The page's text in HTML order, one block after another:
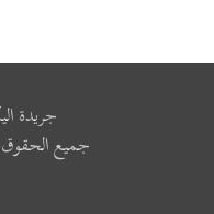
جريدة
جميع